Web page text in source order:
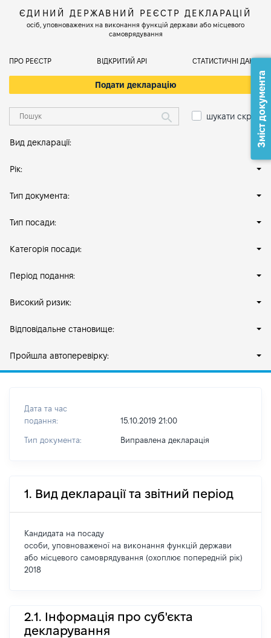
ЄДИНИЙ ДЕРЖАВНИЙ РЕЄСТР ДЕКЛАРАЦІЙ
осіб, уповноважених на виконання функцій держави або місцевого
самоврядування
ПРО РЕЄСТР ВІДКРИТИЙ АРІ СТАТИСТИЧНІ ДАНІ
Подати декларацію
шукати скрізь
Вид декларації:
Рік:
Тип документа:
Тип посади:
Категорія посади:
Період подання:
Високий ризик:
Відповідальне становище:
Пройшла автоперевірку:
Дата та час
подання:
15.10.2019 21:00
Тип документа: Виправлена декларація
1. Вид декларації та звітний період
Кандидата на посаду
особи, уповноваженої на виконання функцій держави
або місцевого самоврядування (охоплює попередній рік)
2018
2.1. Інформація про суб'єкта
декларування
Зміст документа